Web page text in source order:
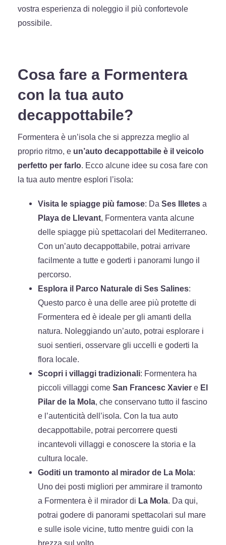
vostra esperienza di noleggio il più confortevole
possibile.
Cosa fare a Formentera
con la tua auto
decappottabile?
Formentera è un’isola che si apprezza meglio al
proprio ritmo, e un’auto decappottabile è il veicolo
perfetto per farlo. Ecco alcune idee su cosa fare con
la tua auto mentre esplori l’isola:
Visita le spiagge più famose: Da Ses Illetes a
Playa de Llevant, Formentera vanta alcune
delle spiagge più spettacolari del Mediterraneo.
Con un’auto decappottabile, potrai arrivare
facilmente a tutte e goderti i panorami lungo il
percorso.
Esplora il Parco Naturale di Ses Salines:
Questo parco è una delle aree più protette di
Formentera ed è ideale per gli amanti della
natura. Noleggiando un’auto, potrai esplorare i
suoi sentieri, osservare gli uccelli e goderti la
flora locale.
Scopri i villaggi tradizionali: Formentera ha
piccoli villaggi come San Francesc Xavier e El
Pilar de la Mola, che conservano tutto il fascino
e l’autenticità dell’isola. Con la tua auto
decappottabile, potrai percorrere questi
incantevoli villaggi e conoscere la storia e la
cultura locale.
Goditi un tramonto al mirador de La Mola:
Uno dei posti migliori per ammirare il tramonto
a Formentera è il mirador di La Mola. Da qui,
potrai godere di panorami spettacolari sul mare
e sulle isole vicine, tutto mentre guidi con la